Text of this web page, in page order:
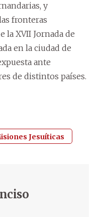
y
fronteras
la XVII Jornada de
en la ciudad de
ante
de distintos países.
Jesuíticas